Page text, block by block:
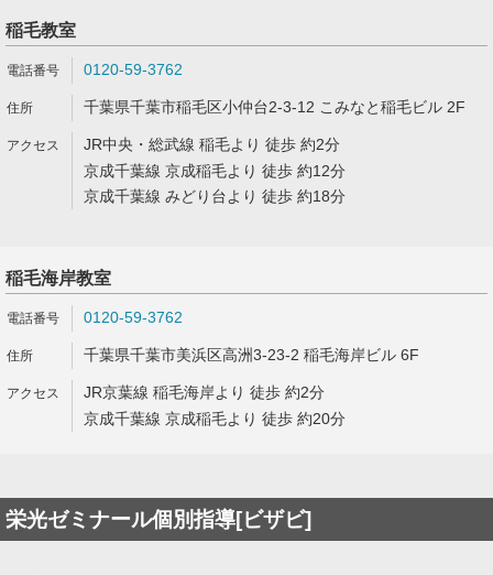
稲毛教室
0120-59-3762
千葉県千葉市稲毛区小仲台2-3-12 こみなと稲毛ビル 2F
JR中央・総武線 稲毛より 徒歩 約2分
京成千葉線 京成稲毛より 徒歩 約12分
京成千葉線 みどり台より 徒歩 約18分
稲毛海岸教室
0120-59-3762
千葉県千葉市美浜区高洲3-23-2 稲毛海岸ビル 6F
JR京葉線 稲毛海岸より 徒歩 約2分
京成千葉線 京成稲毛より 徒歩 約20分
栄光ゼミナール個別指導[ビザビ]